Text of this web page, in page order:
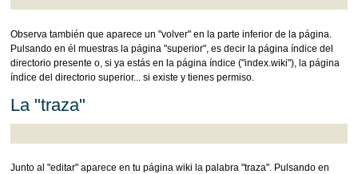
Observa también que aparece un "volver" en la parte inferior de la página.
Pulsando en él muestras la página "superior", es decir la página índice del
directorio presente o, si ya estás en la página índice ("index.wiki"), la página
índice del directorio superior... si existe y tienes permiso.
La "traza"
Junto al "editar" aparece en tu página wiki la palabra "traza". Pulsando en